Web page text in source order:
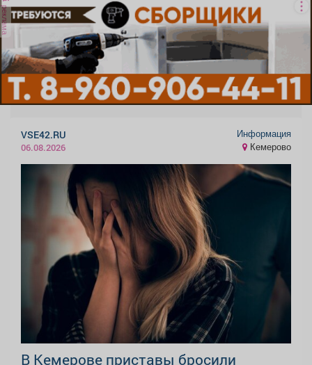
реклама
VSE42.RU
06.08.2026
Информация
Кемерово
В Кемерове приставы бросили